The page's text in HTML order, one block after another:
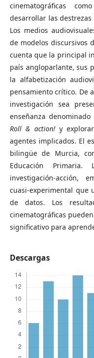
cinematográficas
desarrollar las
Los medios
de modelos discursivos
cuenta que la principal
país angloparlante, sus
la alfabetización
pensamiento crítico. De
investigación sea
enseñanza denominado
Roll & action!y
agentes implicados. El
bilingüe de Murcia,
Educación
investigación-acción,
cuasi-experimental que
de datos. Los
cinematográficas
significativo para
Descargas